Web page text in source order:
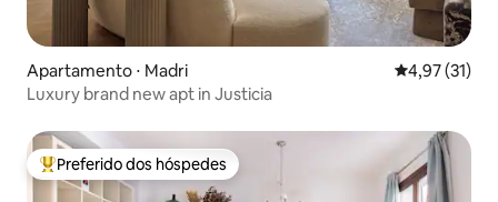
Apartamento ⋅ Madri 4,97 de uma
4,97 (31)
Luxury brand new apt in Justicia
Entre os melhores preferidos dos hóspedes
Preferido dos hóspedes